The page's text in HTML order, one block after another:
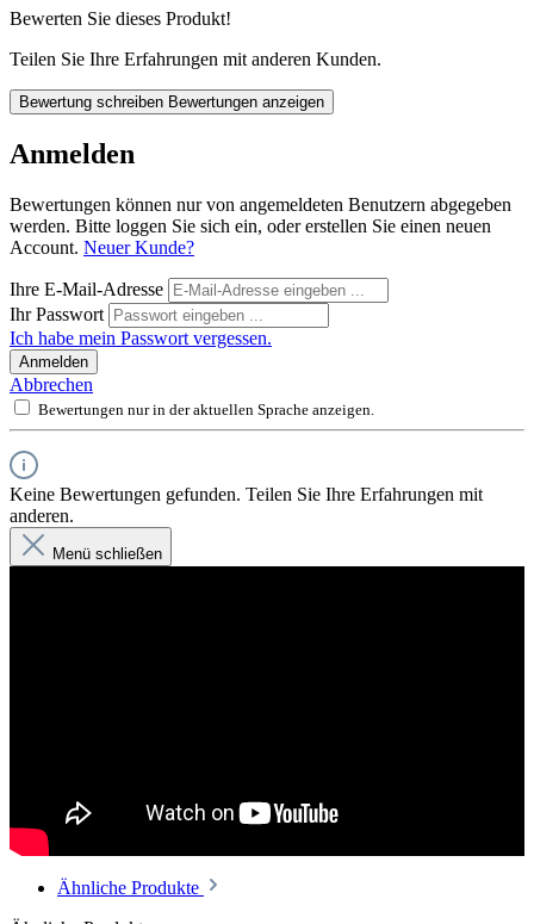
Bewerten Sie dieses Produkt!
Teilen Sie Ihre Erfahrungen mit anderen Kunden.
Bewertung schreiben Bewertungen anzeigen
Anmelden
Bewertungen können nur von angemeldeten Benutzern abgegeben
werden. Bitte loggen Sie sich ein, oder erstellen Sie einen neuen
Account. Neuer Kunde?
Ihre E-Mail-Adresse
Ihr Passwort
Ich habe mein Passwort vergessen.
Anmelden
Abbrechen
Bewertungen nur in der aktuellen Sprache anzeigen.
Keine Bewertungen gefunden. Teilen Sie Ihre Erfahrungen mit
anderen.
Menü schließen
Ähnliche Produkte